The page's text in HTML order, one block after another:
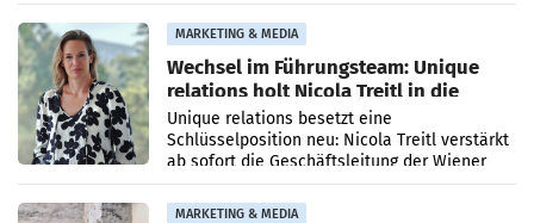
MARKETING & MEDIA
Wechsel im Führungsteam: Unique
relations holt Nicola Treitl in die
Geschäftsleitung
Unique relations besetzt eine
Schlüsselposition neu: Nicola Treitl verstärkt
ab sofort die Geschäftsleitung der Wiener
PR-Agentur an der Seite von Josef Kalina und
Anna Kalina-Mahr.
MARKETING & MEDIA